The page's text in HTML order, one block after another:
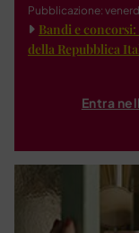
Pubblicazione:
Bandi e
della Repubblica
Entra